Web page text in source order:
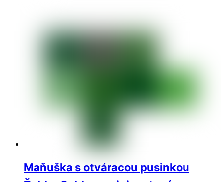
Maňuška s otváracou pusinkou